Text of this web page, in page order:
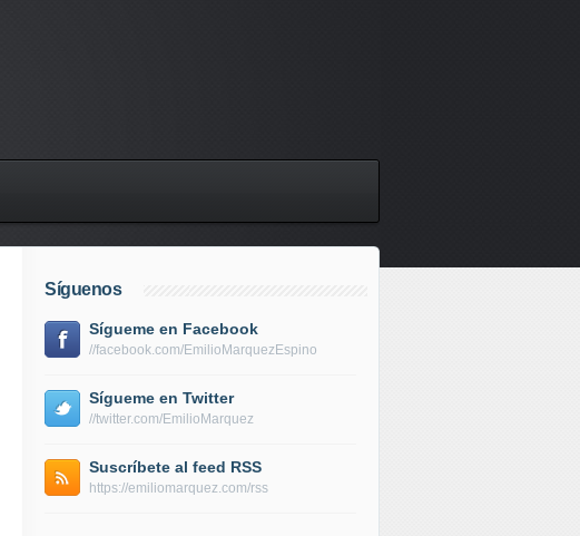
Síguenos
Sígueme en Facebook
//facebook.com/EmilioMarquezEspino
Sígueme en Twitter
//twitter.com/EmilioMarquez
Suscríbete al feed RSS
https://emiliomarquez.com/rss